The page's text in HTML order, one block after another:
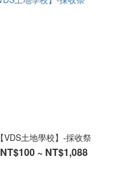
【VDS土地學校】-採收祭
NT$100 ~ NT$1,088